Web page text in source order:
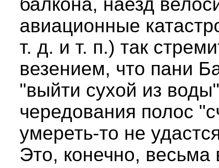
авиационные
т. д. и т. п.) так
везением, что пани
"выйти сухой из
чередования полос
умереть-то не
Это, конечно,